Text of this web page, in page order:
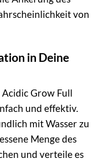
von
in Deine
Acidic Grow Full
und effektiv.
mit Wasser zu
Menge des
und verteile es